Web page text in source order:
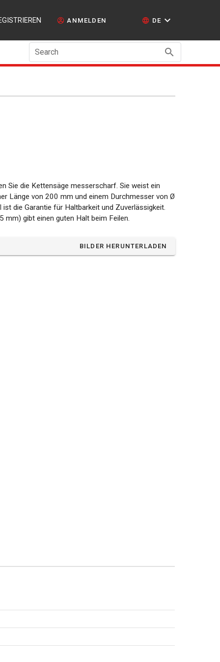
ANMELDEN DE
Search
Sie die Kettensäge messerscharf. Sie weist ein
Länge von 200 mm und einem Durchmesser von Ø
die Garantie für Haltbarkeit und Zuverlässigkeit.
gibt einen guten Halt beim Feilen.
BILDER HERUNTERLADEN